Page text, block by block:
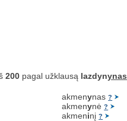
200 pagal užklausą lazdynynas
akmenynas?
akmenynė?
akmeninį?